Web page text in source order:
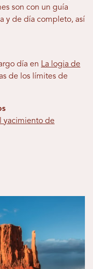
son con un guía
y de día completo, así
día en La logia de
de los límites de
yacimiento de